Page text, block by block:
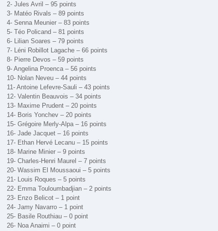
2- Jules Avril – 95 points
3- Matéo Rivals – 89 points
4- Senna Meunier – 83 points
5- Téo Policand – 81 points
6- Lilian Soares – 79 points
7- Léni Robillot Lagache – 66 points
8- Pierre Devos – 59 points
9- Angelina Proenca – 56 points
10- Nolan Neveu – 44 points
11- Antoine Lefevre-Sauli – 43 points
12- Valentin Beauvois – 34 points
13- Maxime Prudent – 20 points
14- Boris Yonchev – 20 points
15- Grégoire Merly-Alpa – 16 points
16- Jade Jacquet – 16 points
17- Ethan Hervé Lecanu – 15 points
18- Marine Minier – 9 points
19- Charles-Henri Maurel – 7 points
20- Wassim El Moussaoui – 5 points
21- Louis Roques – 5 points
22- Emma Touloumbadjian – 2 points
23- Enzo Belicot – 1 point
24- Jamy Navarro – 1 point
25- Basile Routhiau – 0 point
26- Noa Anaimi – 0 point